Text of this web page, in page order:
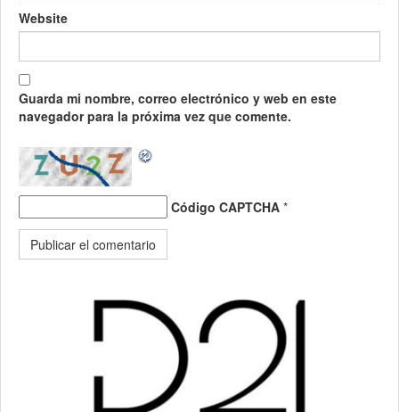
Website
Guarda mi nombre, correo electrónico y web en este
navegador para la próxima vez que comente.
Código CAPTCHA *